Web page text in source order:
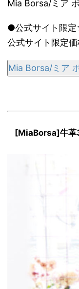
Mia Borsa/ミア
●公式サイト限定
公式サイト限定
Mia Borsa/ミア
[MiaBorsa]牛革